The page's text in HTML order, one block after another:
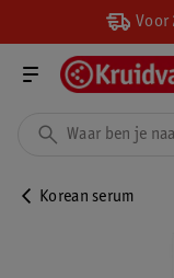
Voor
Korean serum